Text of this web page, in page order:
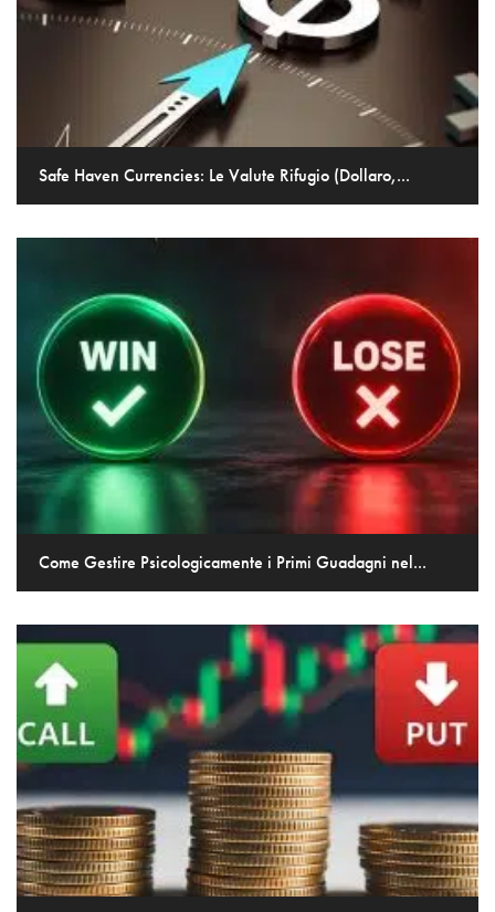
Safe Haven Currencies: Le Valute Rifugio (Dollaro,...
Come Gestire Psicologicamente i Primi Guadagni nel...